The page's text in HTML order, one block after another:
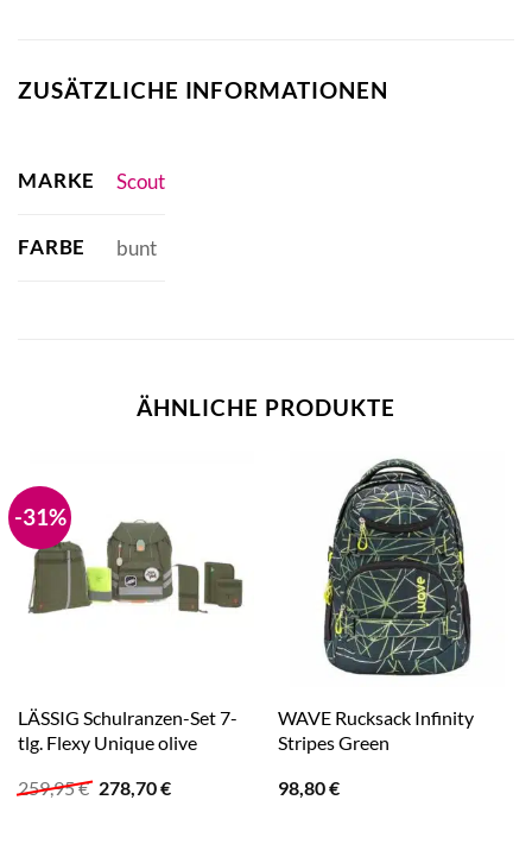
ZUSÄTZLICHE INFORMATIONEN
MARKE Scout
FARBE bunt
ÄHNLICHE PRODUKTE
-31%
LÄSSIG Schulranzen-Set 7-
tlg. Flexy Unique olive
259,95€ Ursprünglicher
Preis
278,70€Aktueller
WAVE Rucksack Infinity
Stripes Green
98,80€